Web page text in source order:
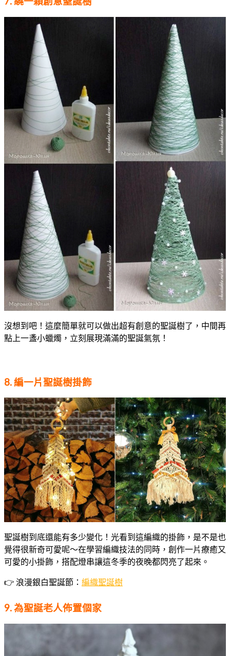
沒想到吧！這麼簡單就可以做出超有創意的聖誕樹了，中間再
點上一盞小蠟燭，立刻展現滿滿的聖誕氣氛！
8. 編一片聖誕樹掛飾
聖誕樹到底還能有多少變化！光看到這編織的掛飾，是不是也
覺得很新奇可愛呢～在學習編織技法的同時，創作一片療癒又
可愛的小掛飾，搭配燈串讓這冬季的夜晚都閃亮了起來。
👉 浪漫銀白聖誕節： 編織聖誕樹
9. 為聖誕老人佈置個家